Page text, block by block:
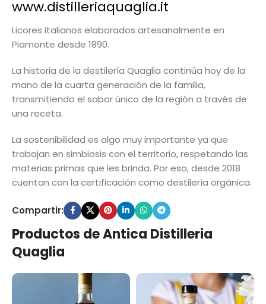
www.distilleriaquaglia.it
Licores italianos elaborados artesanalmente en
Piamonte desde 1890.
La historia de la destilería Quaglia continúa hoy de la
mano de la cuarta generación de la familia,
transmitiendo el sabor único de la región a través de
una receta.
La sostenibilidad es algo muy importante ya que
trabajan en simbiosis con el territorio, respetando las
materias primas que les brinda. Por eso, desde 2018
cuentan con la certificación como destilería orgánica.
Compartir:
Productos de Antica Distilleria
Quaglia